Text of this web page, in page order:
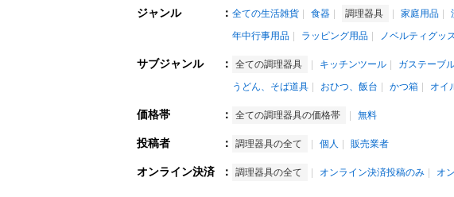
ジャンル ： 全ての生活雑貨 食器 調理器具 家庭用品
年中行事用品
ラッピング用品 ノベルティグッ
サブジャンル ： 全ての調理器具 キッチンツール ガステーブ
うどん、そば道具
おひつ、飯台 かつ箱 オイ
価格帯 ： 全ての調理器具の価格帯 無料
投稿者 ： 調理器具の全て 個人 販売業者
オンライン決済 ： 調理器具の全て オンライン決済投稿のみ オ